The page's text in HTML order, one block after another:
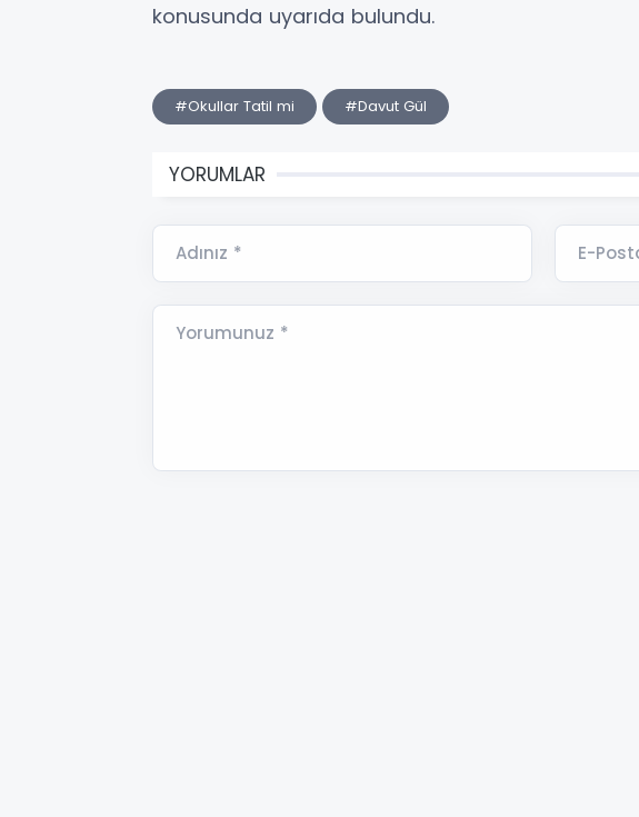
konusunda uyarıda bulundu.
#Okullar Tatil mi #Davut Gül
YORUMLAR
Adınız * E-
Yorumunuz *